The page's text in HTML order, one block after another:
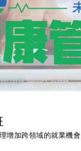
增加跨領域的就業機會